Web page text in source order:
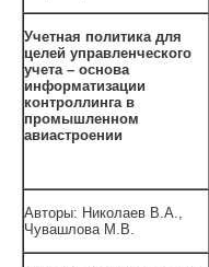
Учетная политика для
целей управленческого
учета – основа
информатизации
контроллинга в
промышленном
авиастроении
Авторы: Николаев В.А.,
Чувашлова М.В.